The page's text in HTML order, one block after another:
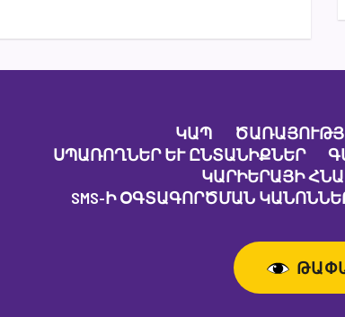
ԿԱՊ
ՍՊԱՌՈՂՆԵՐ ԵՒ ԸՆՏԱՆԻՔՆԵՐ
ԿԱՐԻԵՐԱՅԻ
SMS-Ի ՕԳՏԱԳՈՐԾՄԱՆ